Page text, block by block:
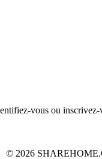
vous ou inscrivez-
© 2026